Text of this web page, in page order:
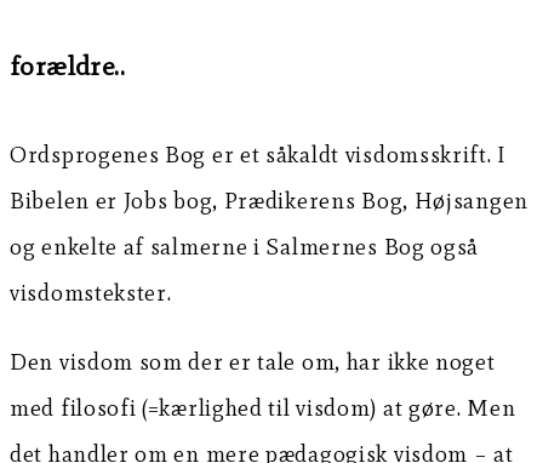
forældre..
Ordsprogenes Bog er et såkaldt visdomsskrift. I
Bibelen er Jobs bog, Prædikerens Bog, Højsangen
og enkelte af salmerne i Salmernes Bog også
visdomstekster.
Den visdom som der er tale om, har ikke noget
med filosofi (=kærlighed til visdom) at gøre. Men
det handler om en mere pædagogisk visdom – at